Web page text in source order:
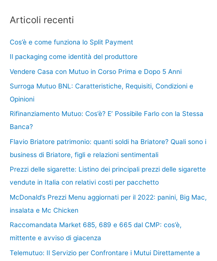
Articoli recenti
Cos’è e come funziona lo Split Payment
Il packaging come identità del produttore
Vendere Casa con Mutuo in Corso Prima e Dopo 5 Anni
Surroga Mutuo BNL: Caratteristiche, Requisiti, Condizioni e
Opinioni
Rifinanziamento Mutuo: Cos’è? E’ Possibile Farlo con la Stessa
Banca?
Flavio Briatore patrimonio: quanti soldi ha Briatore? Quali sono i
business di Briatore, figli e relazioni sentimentali
Prezzi delle sigarette: Listino dei principali prezzi delle sigarette
vendute in Italia con relativi costi per pacchetto
McDonald’s Prezzi Menu aggiornati per il 2022: panini, Big Mac,
insalata e Mc Chicken
Raccomandata Market 685, 689 e 665 dal CMP: cos’è,
mittente e avviso di giacenza
Telemutuo: Il Servizio per Confrontare i Mutui Direttamente a